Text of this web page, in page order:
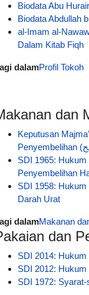
Biodata Abdullah
al-Imam al-
Dalam Kitab Fiqh
dalamProfil Tokoh
dan
Keputusan
SDI 1965:
Penyembelihan
SDI 1958:
Darah Urat
dalamMakanan
dan
SDI 2014:
SDI 2012: Hukum
SDI 1972: